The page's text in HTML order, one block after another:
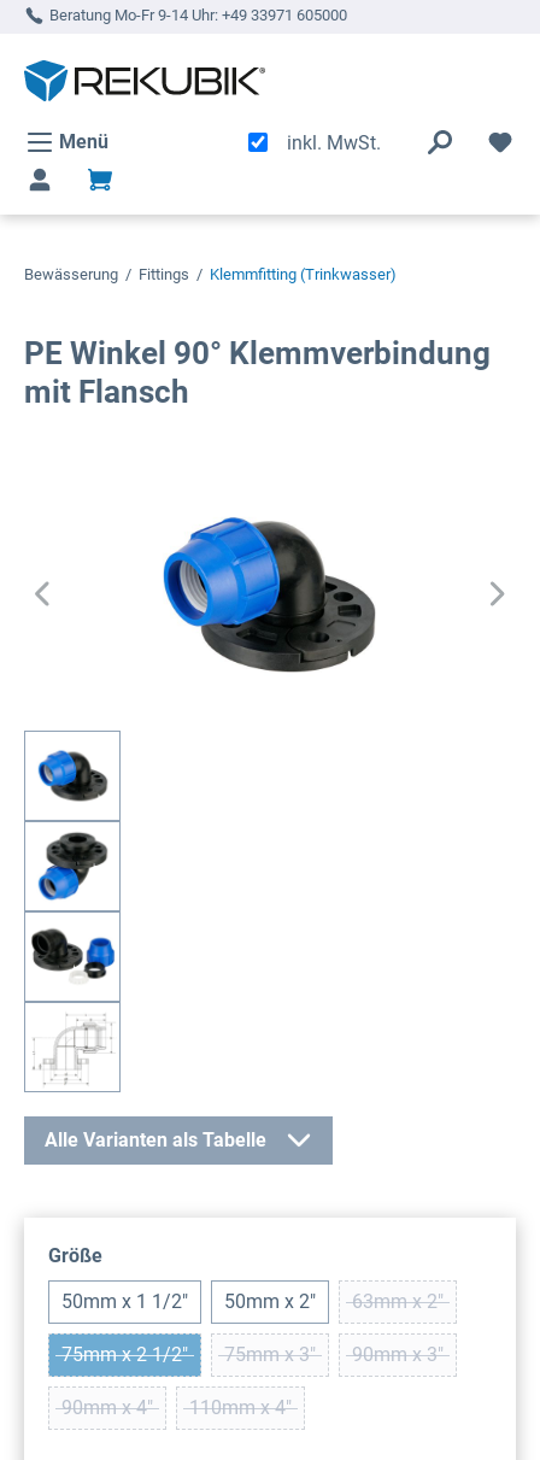
springen
Beratung Mo-Fr 9-14 Uhr: +49 33971 605000
Menü inkl. MwSt.
Bewässerung / Fittings / Klemmfitting (Trinkwasser)
PE Winkel 90° Klemmverbindung
mit Flansch
Alle Varianten als Tabelle
Größeauswählen
50mm x 1 1/2" 50mm x 2" 63mm x 2"(Diese Option ist
75mm x 2 1/2"(Diese Option ist zurzeit nicht verfügbar.)
75mm x 3"(Diese Option ist zurzeit nicht
90mm x 3"(Diese Option ist
90mm x 4"(Diese Option ist zurzeit nicht verfügbar.)
110mm x 4"(Diese Option ist zurzeit nicht